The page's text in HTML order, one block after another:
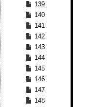
139
140
141
142
143
144
145
146
147
148